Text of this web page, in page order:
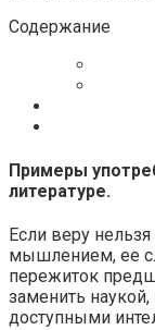
Содержание
Примеры
литературе.
Если веру
мышлением, ее
пережиток
заменить
доступными